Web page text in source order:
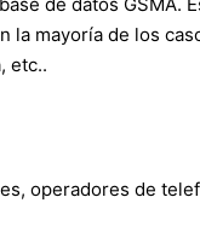
la mayoría de los
etc..
operadores de